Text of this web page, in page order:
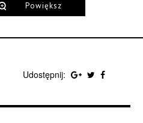
Powiększ
Udostępnij: